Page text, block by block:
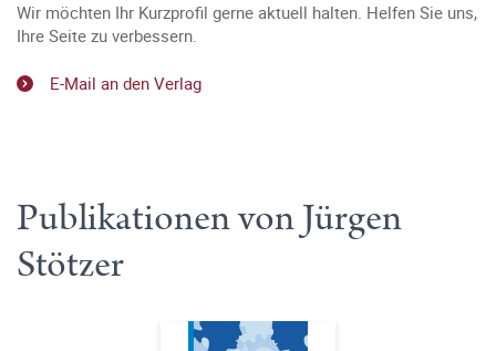
Wir möchten Ihr Kurzprofil gerne aktuell halten. Helfen Sie uns,
Ihre Seite zu verbessern.
E-Mail an den Verlag
Publikationen von Jürgen
Stötzer